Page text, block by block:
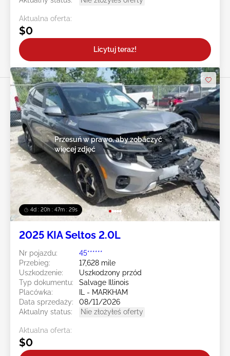
Aktualna oferta:
$0
Licytuj teraz!
4d : 20h : 47m : 27s
Przesuń w prawo, aby zobaczyć
więcej zdjęć
2025 KIA Seltos 2.0L
Nr pojazdu:
45******
Przebieg:
17,628 mile
Uszkodzenie:
Uszkodzony przód
Typ dokumentu:
Salvage Illinois
Placówka:
IL - MARKHAM
Data sprzedaży:
08/11/2026
Aktualny status:
Nie złożyłeś oferty
Aktualna oferta:
$0